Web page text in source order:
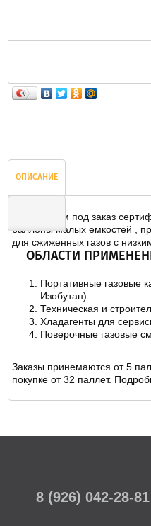
ОПИСАНИЕ
ОТЗЫВЫ
Предлагаем под заказ
баллоны малых емкостей ,
для сжиженных газов с
ОБЛАСТИ
Портативные газовые
Изобутан)
Техническая и
Хладагенты для
Поверочные газовые
Заказы принемаются от 5
покупке от 32 паллет.
8 (926) 042-28-81